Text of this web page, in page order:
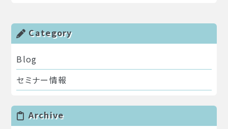
Category
Blog
セミナー情報
Archive